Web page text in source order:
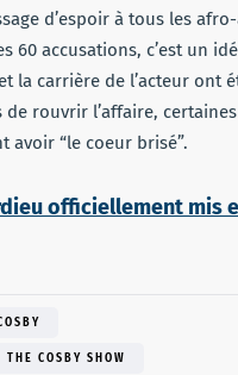
d’espoir à tous les
60 accusations, c’est un
la carrière de l’acteur ont
rouvrir l’affaire,
avoir “le coeur brisé”.
officiellement mis
THE COSBY SHOW